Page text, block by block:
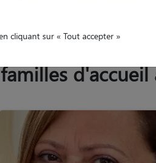
d'accueil
cliquant sur « Tout accepter »